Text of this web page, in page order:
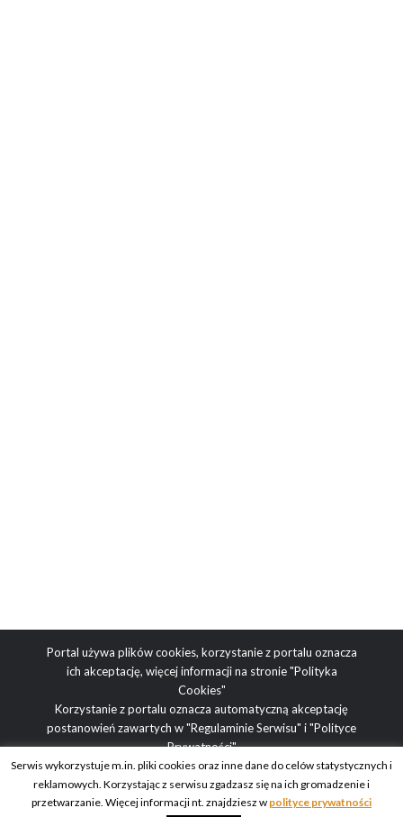
Portal używa plików cookies, korzystanie z portalu oznacza
ich akceptację, więcej informacji na stronie"Polityka
Cookies"
Korzystanie z portalu oznacza automatyczną akceptację
postanowień zawartych w"Regulaminie Serwisu" i"Polityce
Prywatności"
Adres redakcji: ul. Obrazkowa 2, 03-188 Warszawa | tel.
redakcyjny: +48 512 936 995 | e-mail: blog@obcasy.pl
Serwis wykorzystuje m.in. pliki cookies oraz inne dane do celów statystycznych i
reklamowych. Korzystając z serwisu zgadzasz się na ich gromadzenie i
przetwarzanie. Więcej informacji nt. znajdziesz w polityce prywatności